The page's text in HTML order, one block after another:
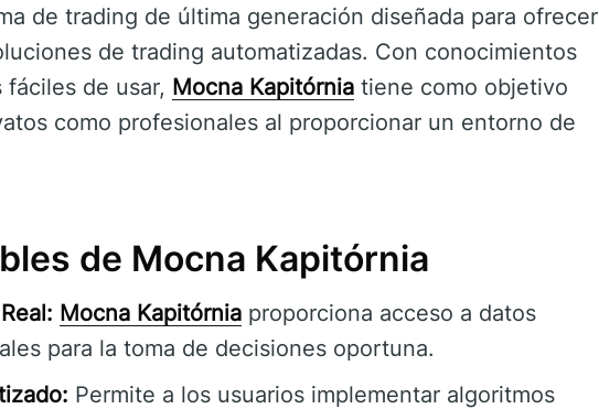
de trading de última generación diseñada para ofrecer
de trading automatizadas. Con conocimientos
de usar, Mocna Kapitórnia tiene como objetivo
como profesionales al proporcionar un entorno de
de Mocna Kapitórnia
Mocna Kapitórnia proporciona acceso a datos
para la toma de decisiones oportuna.
Permite a los usuarios implementar algoritmos